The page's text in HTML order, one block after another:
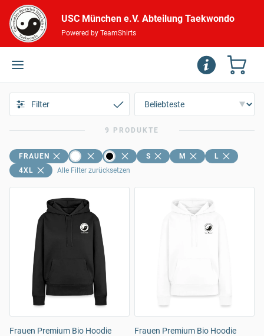
USC München e.V. Abteilung Taekwondo
Powered by TeamShirts
Filter
9 PRODUKTE
FRAUEN S M
L
4XL
Alle Filter zurücksetzen
Frauen Premium Bio Hoodie
Frauen Premium Bio Hoodie